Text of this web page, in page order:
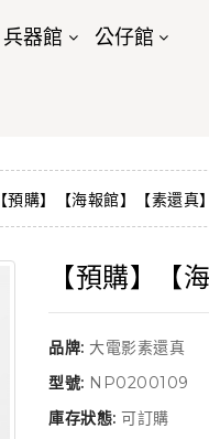
兵器館 公仔館
【預購】【海報館】【素還真
【預購】【
品牌: 大電影素還真
型號: NP0200109
庫存狀態: 可訂購